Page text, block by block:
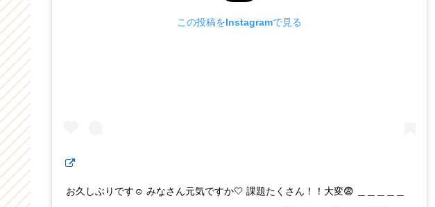
この投稿をInstagramで見る
お久しぶりです‪‪☺︎‬ みなさん元気ですか🤍 課題たくさん！！大変😨 ＿＿＿＿＿